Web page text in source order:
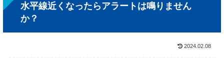
水平線近くなったらアラートは鳴りません
か？
2024.02.08